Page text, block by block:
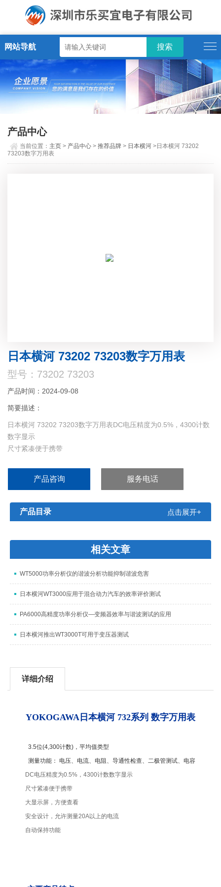
网站导航
产品中心
当前位置： 主页 > 产品中心 >推荐品牌 > 日本横河 >日本横河 73202
73203数字万用表
日本横河 73202 73203数字万用表
型号：73202 73203
产品时间：2024-09-08
简要描述：
日本横河 73202 73203数字万用表DC电压精度为0.5%，4300计数
数字显示
尺寸紧凑便于携带
自动保持功能
产品咨询 服务电话
产品目录 点击展开+
相关文章
WT5000功率分析仪的谐波分析功能抑制谐波危害
日本横河WT3000应用于混合动力汽车的效率评价测试
PA6000高精度功率分析仪—变频器效率与谐波测试的应用
日本横河推出WT3000T可用于变压器测试
详细介绍
YOKOGAWA日本横河 732系列 数字万用表
3.5位(4,300计数)，平均值类型
测量功能： 电压、电流、电阻、导通性检查、二极管测试、电容
DC电压精度为0.5%，4300计数数字显示
尺寸紧凑便于携带
大显示屏，方便查看
安全设计，允许测量20A以上的电流
自动保持功能